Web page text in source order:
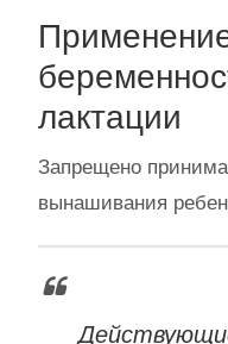
лактации
Запрещено
вынашивания